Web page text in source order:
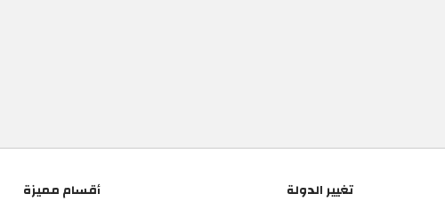
تغيير الدولة
أقسام مميزة